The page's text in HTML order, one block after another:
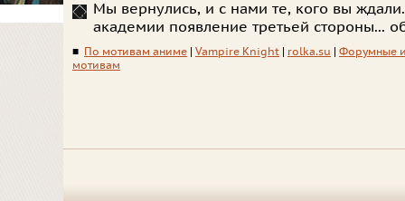
Мы вернулись, и с нами те, кого вы
академии появление третьей стороны...
■ По мотивам аниме Vampire Knight rolka.su
Форумные
мотивам